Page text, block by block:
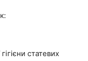
статевих